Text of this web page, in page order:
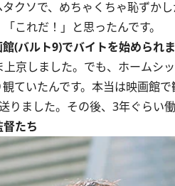
クソで、めちゃくちゃ恥ずか
これだ！」と思ったんです。
バルト9)でバイトを始められま
京しました。でも、ホームシ
ていたんです。本当は映画館
りました。その後、3年ぐらい働
たち